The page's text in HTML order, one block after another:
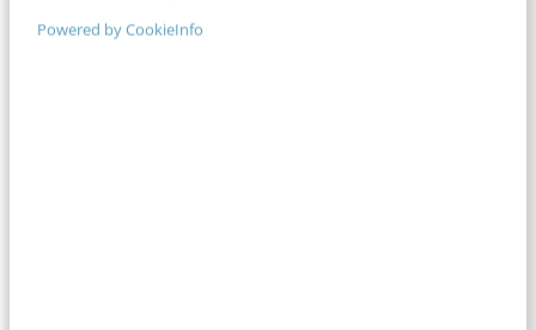
Powered by CookieInfo
Ook interessant voor jou